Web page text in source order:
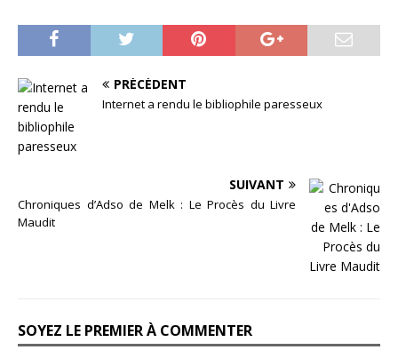
PRÉCÉDENT
Internet a rendu le bibliophile paresseux
SUIVANT
Chroniques d’Adso de Melk : Le Procès du Livre
Maudit
SOYEZ LE PREMIER À COMMENTER